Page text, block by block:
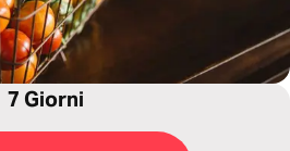
7 Giorni